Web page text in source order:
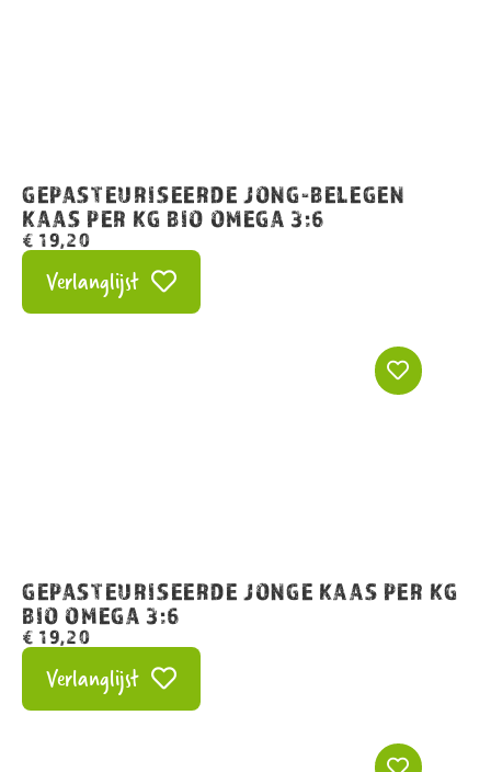
GEPASTEURISEERDE JONG-BELEGEN
KAAS PER KG BIO OMEGA 3:6
€ 19,20
Verlanglijst
GEPASTEURISEERDE JONGE KAAS PER KG
BIO OMEGA 3:6
€ 19,20
Verlanglijst